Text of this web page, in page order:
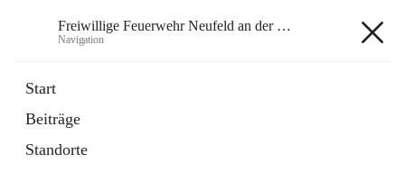
Freiwillige Feuerwehr Neufeld an der Leitha
Navigation
Start
Beiträge
Standorte